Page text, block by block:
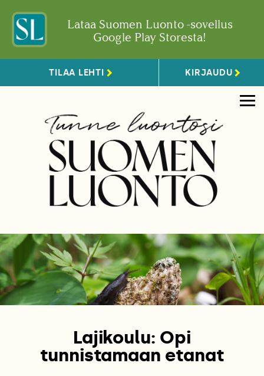
Lataa Suomen Luonto -sovellus
Google Play Storesta!
TILAA LEHTI KIRJAUDU
Lajikoulu: Opi
tunnistamaan etanat